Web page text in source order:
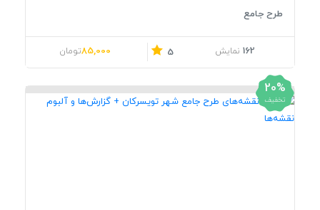
طرح جامع
162 نمایش 5 قیمت اصلی: 106,000تومان بود.
85,000تومان
20%
تخفیف